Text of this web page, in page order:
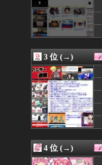
08/07 13:20
08/07 13:19
08/07 13:19
08/07 13:16
08/07 13:15
08/07 13:15
08/07 13:14
08/07 13:14
08/07 13:12
08/07 13:12
08/07 13:12
08/07 13:10
08/07 13:09
08/07 13:09
08/07 13:09
08/07 13:08
3 位 (→)
4 位 (→)